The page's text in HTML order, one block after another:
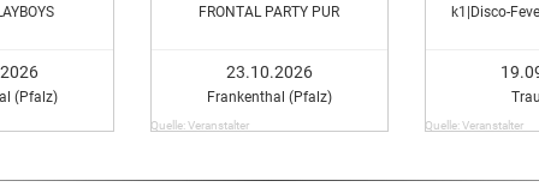
(Pfalz)
FRONTAL PARTY PUR
23.10.2026
Frankenthal (Pfalz)
Quelle: Veranstalter
k1|Disco-
Quelle: Veranstalter